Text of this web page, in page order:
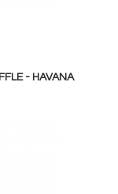
- HAVANA